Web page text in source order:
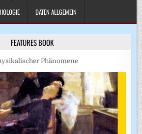
DATEN ALLGEMEIN
FEATURES BOOK
Phänomene